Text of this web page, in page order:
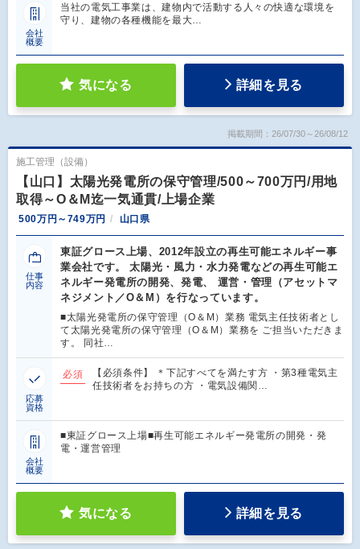
会社
概要
当社の電気工事業は、建物内で活動する人々の快適な環境を
守り、建物の各種機能を最大…
気になる 詳細を見る
掲載期間：26/07/30～26/08/12
施工管理（設備）
【山口】太陽光発電所の保守管理/500～700万円/用地
取得～O＆M迄一気通貫/上場企業
500万円～749万円 山口県
仕事
内容
東証グロース上場、2012年設立の再生可能エネルギー事
業会社です。 太陽光・風力・水力発電などの再生可能エ
ネルギー発電所の開発、発電、 運営・管理（アセットマ
ネジメント／O＆M）を行なっています。
■太陽光発電所の保守管理（O＆M）業務 電気主任技術者とし
て太陽光発電所の保守管理（O＆M）業務を ご担当いただきま
す。 同社…
応募
資格
必須
【必須条件】 ＊下記すべてを満たす方 ・第3種電気主
任技術者をお持ちの方 ・電気設備関…
会社
概要
■東証グロース上場■再生可能エネルギー発電所の開発・発
電・運営管理
気になる 詳細を見る